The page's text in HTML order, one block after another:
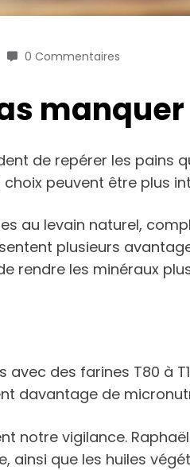
0 Commentaires
de repérer les
peuvent être plus
au levain naturel,
plusieurs
rendre les minéraux
des farines T80 à
davantage de
notre vigilance.
ainsi que les huiles